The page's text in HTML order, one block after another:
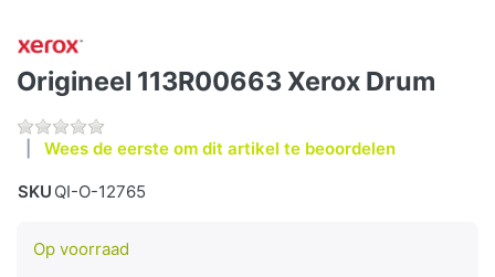
Origineel 113R00663 Xerox Drum
Wees de eerste om dit artikel te beoordelen
SKU QI-O-12765
Op voorraad